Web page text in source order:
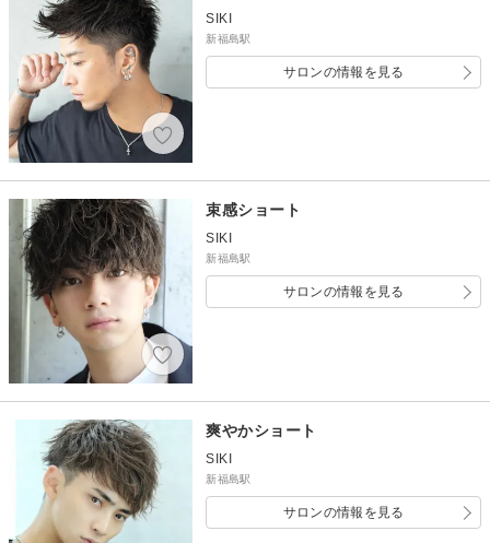
SIKI
新福島駅
サロンの情報を見る
束感ショート
SIKI
新福島駅
サロンの情報を見る
爽やかショート
SIKI
新福島駅
サロンの情報を見る